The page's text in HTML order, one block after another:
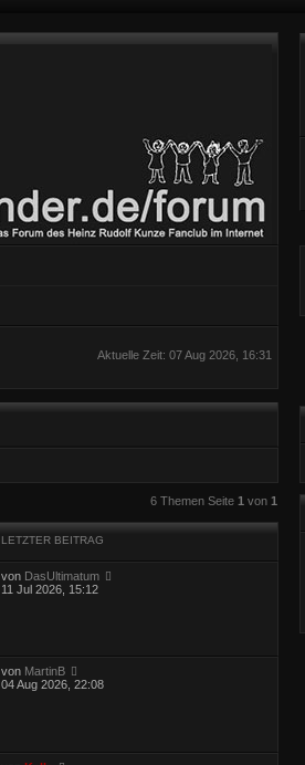
Aktuelle Zeit: 07 Aug 2026, 16:31
6 Themen Seite 1 von 1
LETZTER BEITRAG
von DasUltimatum
11 Jul 2026, 15:12
von MartinB
04 Aug 2026, 22:08